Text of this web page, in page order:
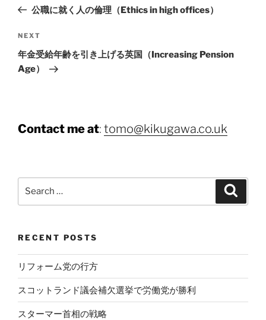
Post公職に就く人の倫理（Ethics in high offices）
Next
Post
NEXT
年金受給年齢を引き上げる英国（Increasing Pension
Age）
Contact me at: tomo@kikugawa.co.uk
RECENT POSTS
リフォーム党の行方
スコットランド議会補欠選挙で労働党が勝利
スターマー首相の戦略